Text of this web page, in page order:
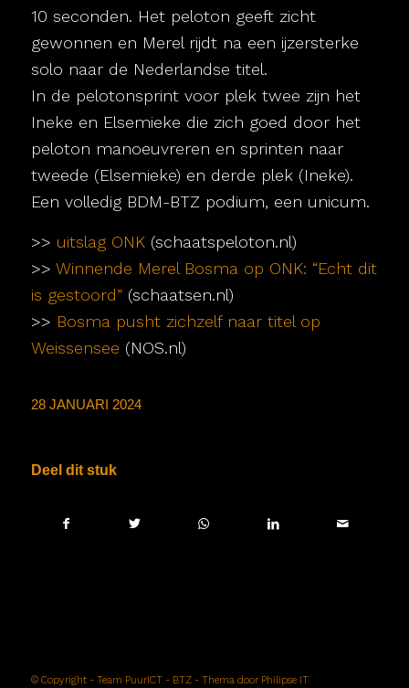
10 seconden. Het peloton geeft zicht
gewonnen en Merel rijdt na een ijzersterke
solo naar de Nederlandse titel.
In de pelotonsprint voor plek twee zijn het
Ineke en Elsemieke die zich goed door het
peloton manoeuvreren en sprinten naar
tweede (Elsemieke) en derde plek (Ineke).
Een volledig BDM-BTZ podium, een unicum.
>> uitslag ONK(schaatspeloton.nl)
>> Winnende Merel Bosma op ONK: “Echt dit
is gestoord”(schaatsen.nl)
>> Bosma pusht zichzelf naar titel op
Weissensee (NOS.nl)
28 JANUARI 2024
Deel dit stuk
© Copyright - Team PuurICT - BTZ- Thema door Philipse IT